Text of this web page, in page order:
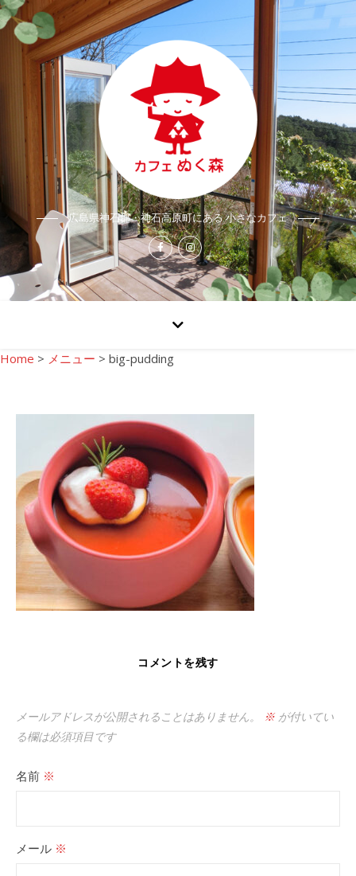
広島県神石郡・神石高原町にある 小さなカフェ
Home > メニュー > big-pudding
コメントを残す
メールアドレスが公開されることはありません。 ※が付いてい
る欄は必須項目です
名前 ※
メール ※